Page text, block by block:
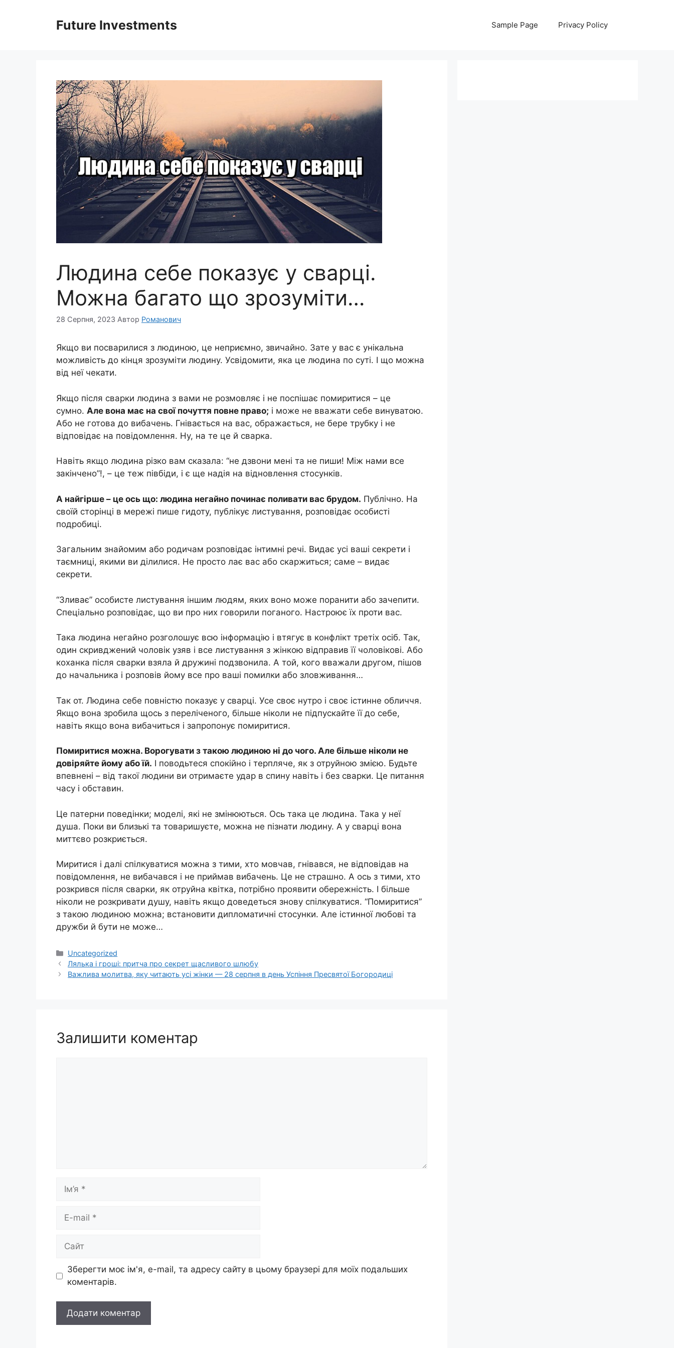
Future Investments Sample Page Privacy Policy
Людина себе показує у сварці.
Можна багато що зрозуміти…
28 Серпня, 2023 Автор Романович
Якщо ви посварилися з людиною, це неприємно, звичайно. Зате у вас є унікальна
можливість до кінця зрозуміти людину. Усвідомити, яка це людина по суті. І що можна
від неї чекати.
Якщо після сварки людина з вами не розмовляє і не поспішає помиритися – це
сумно. Але вона має на свої почуття повне право; і може не вважати себе винуватою.
Або не готова до вибачень. Гнівається на вас, ображається, не бере трубку і не
відповідає на повідомлення. Ну, на те це й сварка.
Навіть якщо людина різко вам сказала: “не дзвони мені та не пиши! Між нами все
закінчено”!, – це теж півбіди, і є ще надія на відновлення стосунків.
А найгірше – це ось що: людина негайно починає поливати вас брудом. Публічно. На
своїй сторінці в мережі пише гидоту, публікує листування, розповідає особисті
подробиці.
Загальним знайомим або родичам розповідає інтимні речі. Видає усі ваші секрети і
таємниці, якими ви ділилися. Не просто лає вас або скаржиться; саме – видає
секрети.
“Зливає” особисте листування іншим людям, яких воно може поранити або зачепити.
Спеціально розповідає, що ви про них говорили поганого. Настроює їх проти вас.
Така людина негайно розголошує всю інформацію і втягує в конфлікт третіх осіб. Так,
один скривджений чоловік узяв і все листування з жінкою відправив її чоловікові. Або
коханка після сварки взяла й дружині подзвонила. А той, кого вважали другом, пішов
до начальника і розповів йому все про ваші помилки або зловживання…
Так от. Людина себе повністю показує у сварці. Усе своє нутро і своє істинне обличчя.
Якщо вона зробила щось з переліченого, більше ніколи не підпускайте її до себе,
навіть якщо вона вибачиться і запропонує помиритися.
Помиритися можна. Ворогувати з такою людиною ні до чого. Але більше ніколи не
довіряйте йому або їй. І поводьтеся спокійно і терпляче, як з отруйною змією. Будьте
впевнені – від такої людини ви отримаєте удар в спину навіть і без сварки. Це питання
часу і обставин.
Це патерни поведінки; моделі, які не змінюються. Ось така це людина. Така у неї
душа. Поки ви близькі та товаришуєте, можна не пізнати людину. А у сварці вона
миттєво розкриється.
Миритися і далі спілкуватися можна з тими, хто мовчав, гнівався, не відповідав на
повідомлення, не вибачався і не приймав вибачень. Це не страшно. А ось з тими, хто
розкрився після сварки, як отруйна квітка, потрібно проявити обережність. І більше
ніколи не розкривати душу, навіть якщо доведеться знову спілкуватися. “Помиритися”
з такою людиною можна; встановити дипломатичні стосунки. Але істинної любові та
дружби й бути не може…
Категорії
Uncategorized
Лялька і гроші: притча про секрет щасливого шлюбу
Важлива молитва, яку читають усі жінки — 28 серпня в день Успіння Пресвятої Богородиці
Залишити коментар
Ім’я
Сайт
Зберегти моє ім'я, e-mail, та адресу сайту в цьому браузері для моїх подальших
коментарів.